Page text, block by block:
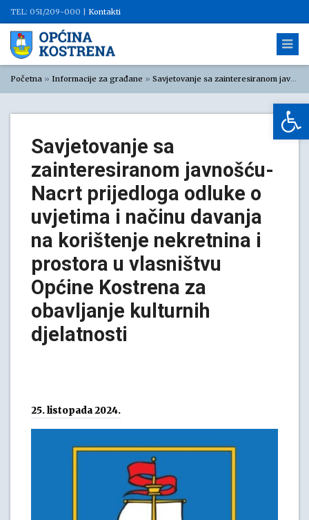
TEL: 051/209-000 | Kontakti
Početna » Informacije za građane » Savjetovanje sa zainteresiranom javnošću
Savjetovanje sa
zainteresiranom javnošću-
Nacrt prijedloga odluke o
uvjetima i načinu davanja
na korištenje nekretnina i
prostora u vlasništvu
Općine Kostrena za
obavljanje kulturnih
djelatnosti
25. listopada 2024.